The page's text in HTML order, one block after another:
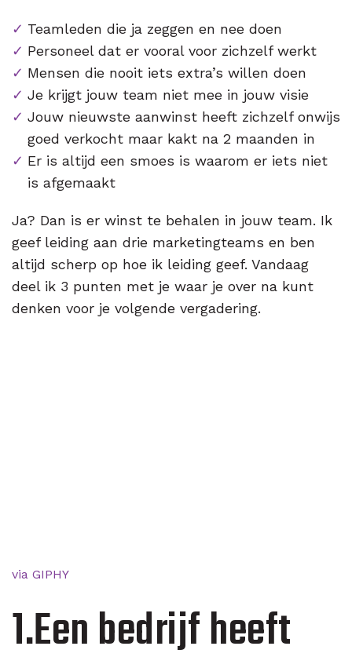
Teamleden die ja zeggen en nee doen
Personeel dat er vooral voor zichzelf werkt
Mensen die nooit iets extra’s willen doen
Je krijgt jouw team niet mee in jouw visie
Jouw nieuwste aanwinst heeft zichzelf onwijs
goed verkocht maar kakt na 2 maanden in
Er is altijd een smoes is waarom er iets niet
is afgemaakt
Ja? Dan is er winst te behalen in jouw team. Ik
geef leiding aan drie marketingteams en ben
altijd scherp op hoe ik leiding geef. Vandaag
deel ik 3 punten met je waar je over na kunt
denken voor je volgende vergadering.
via GIPHY
1.Een bedrijf heeft